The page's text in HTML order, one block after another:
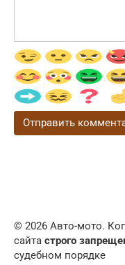
© 2026 Авто-мото.
сайта строго
судебном порядке